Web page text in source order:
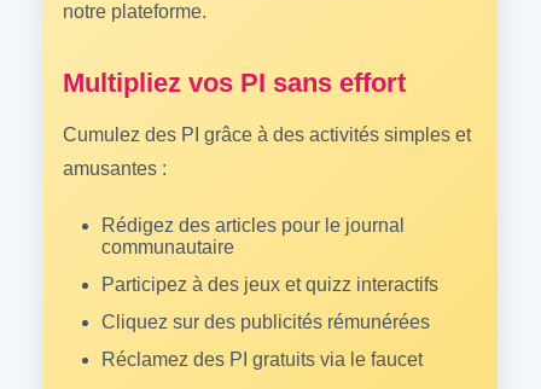
notre plateforme.
Multipliez vos PI sans effort
Cumulez des PI grâce à des activités simples et
amusantes :
Rédigez des articles pour le journal
communautaire
Participez à des jeux et quizz interactifs
Cliquez sur des publicités rémunérées
Réclamez des PI gratuits via le faucet